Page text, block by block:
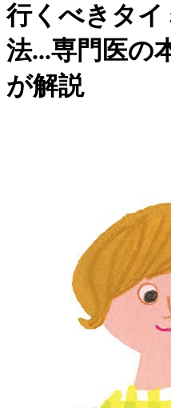
行くべきタ
法...専門医の
が解説